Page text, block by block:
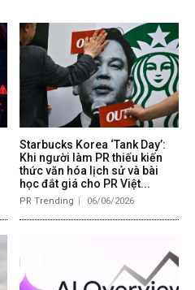
Starbucks Korea ‘Tank Day’:
Khi người làm PR thiếu kiến
thức văn hóa lịch sử và bài
học đắt giá cho PR Việt...
PR Trending 06/06/2026